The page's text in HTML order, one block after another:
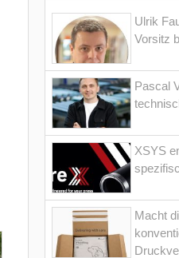
Ulrik
Vorsitz
Pascal
XSYS
Macht